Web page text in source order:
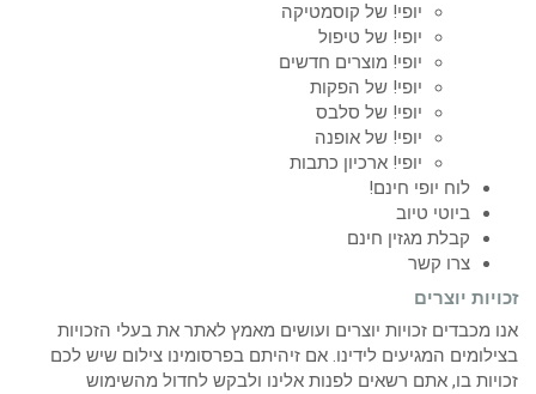
יופי! של קוסמטיקה
יופי! של טיפול
יופי! מוצרים חדשים
יופי! של הפקות
יופי! של סלבס
יופי! של אופנה
יופי! ארכיון כתבות
לוח יופי חינם!
ביוטי טיוב
קבלת מגזין חינם
צרו קשר
זכויות יוצרים
אנו מכבדים זכויות יוצרים ועושים מאמץ לאתר את בעלי הזכויות
בצילומים המגיעים לידינו. אם זיהיתם בפרסומינו צילום שיש לכם
זכויות בו, אתם רשאים לפנות אלינו ולבקש לחדול מהשימוש